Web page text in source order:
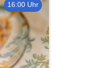
16:00 Uhr